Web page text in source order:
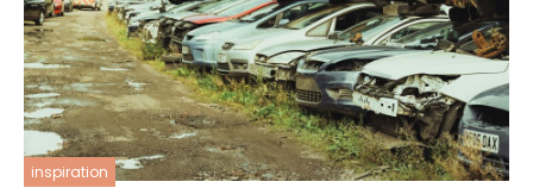
inspiration